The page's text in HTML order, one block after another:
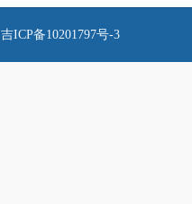
吉ICP备10201797号-3